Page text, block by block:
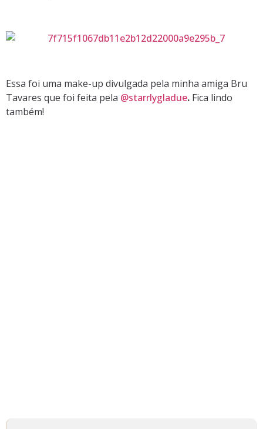
Essa foi uma make-up divulgada pela minha amiga Bru
Tavares que foi feita pela @starrlygladue. Fica lindo
também!